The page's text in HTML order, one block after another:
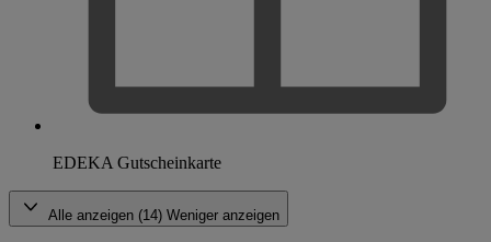
EDEKA Gutscheinkarte
Alle anzeigen (14) Weniger anzeigen